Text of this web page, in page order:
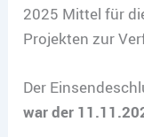
2025 Mittel für
Projekten zur
Der
war der